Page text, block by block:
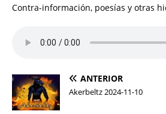
Contra-información, poesías y otras
ANTERIOR
Akerbeltz 2024-11-10